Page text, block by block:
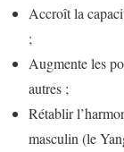
Accroît la
;
Augmente les
autres ;
Rétablir
masculin (le